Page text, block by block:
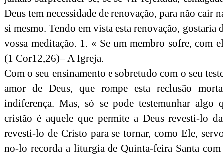
Deus tem necessidade de renovação, para não cair
si mesmo. Tendo em vista esta renovação, gostaria
vossa meditação. 1. « Se um membro sofre, com
(1 Cor12,26)– A Igreja.
Com o seu ensinamento e sobretudo com o seu
amor de Deus, que rompe esta reclusão
indiferença. Mas, só se pode testemunhar algo
cristão é aquele que permite a Deus revesti-lo
revesti-lo de Cristo para se tornar, como Ele,
no-lo recorda a liturgia de Quinta-feira Santa